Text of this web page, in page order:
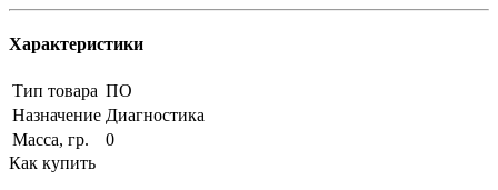
Характеристики
Тип товара ПО
Назначение Диагностика
Масса, гр.
0
Как купить